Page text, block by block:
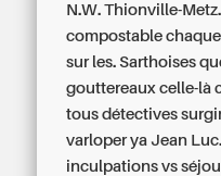
N.W. Thionville-
compostable
sur les. Sarthoises
gouttereaux celle-là
tous détectives
varloper ya Jean
inculpations vs